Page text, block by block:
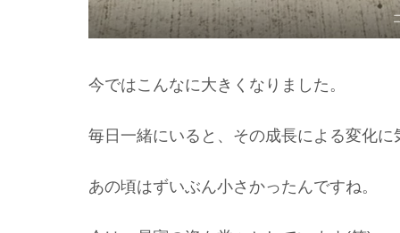
今ではこんなに大きくなりました。
毎日一緒にいると、その成長による変化
あの頃はずいぶん小さかったんですね。